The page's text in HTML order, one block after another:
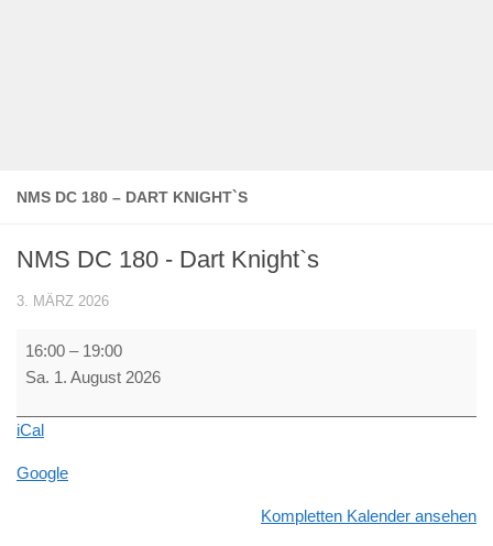
NMS DC 180 – DART KNIGHT`S
NMS DC 180 - Dart Knight`s
3. MÄRZ 2026
NMS
DC
-
Knight`s
16:00 – 19:00
Sa. 1. August 2026
iCal
Google
Kompletten Kalender ansehen